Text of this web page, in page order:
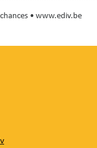
• www.ediv.be